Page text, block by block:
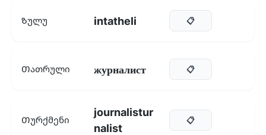
Ზულუ intatheli 📋
Თათრული журналист 📋
Თურქმენი
journalistur
nalist
📋